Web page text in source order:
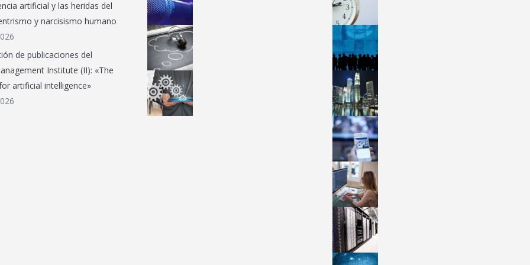
artificial y las heridas del
y narcisismo humano
de publicaciones del
Institute (II): «The
artificial intelligence»